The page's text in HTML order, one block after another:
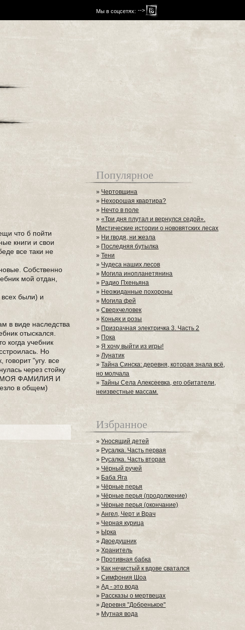
Мы в соцсетях: -->
что б пойти
книги и свои
все таки не
Собственно
мой отдан,
всех были) и
в виде наследства
отыскался.
когда учебник
Но
"угу. все
через стойку
МОЯ ФАМИЛИЯ И
в общем)
Популярное
» Чертовщина
» Нехорошая квартира?
» Нечто в поле
»«Три дня плутал и вернулся седой».
Мистические истории о нововятских лесах
» Ни гводя, ни жезла
» Последняя бутылка
»Тени
» Чудеса наших лесов
» Могила инопланетянина
» Радио Пхеньяна
» Неожиданные похороны
» Могила фей
»Сверхчеловек
» Коньяк и розы
» Призрачная электричка 3. Часть 2
» Пока
»Я хочу выйти из игры!
»Лунатик
»Тайна Синска: деревня, которая знала всё,
но молчала
»Тайны Села Алексеевка, его обитатели,
неизвестные массам.
Избранное
»Уносящий детей
» Русалка. Часть первая
» Русалка. Часть вторая
» Чёрный ручей
» Баба Яга
»Чёрные перья
» Чёрные перья (продолжение)
» Чёрные перья (окончание)
»Ангел, Черт и Врач
» Черная курица
» Ырка
»Двоедушник
»Хранитель
» Противная бабка
» Как нечистый к вдове сватался
»Симфония Шоа
»Ад - это вода
» Рассказы о мертвецах
»Деревня "Добренькое"
» Мутная вода